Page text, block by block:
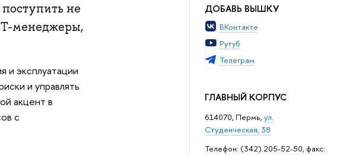
ДОБАВЬ ВЫШКУ
ВКонтакте
Рутуб
Телеграм
ГЛАВНЫЙ КОРПУС
614070, Пермь,ул.
Студенческая, 38
Телефон: (342) 205-52-50, факс:
не
менеджеры,
и эксплуатации
и управлять
акцент в
с